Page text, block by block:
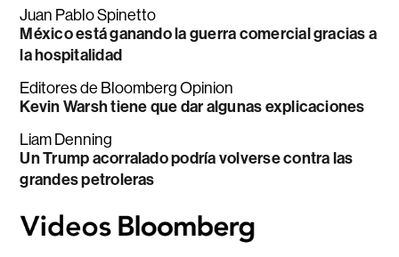
Juan Pablo Spinetto
México está ganando la guerra comercial gracias a
la hospitalidad
Editores de Bloomberg Opinion
Kevin Warsh tiene que dar algunas explicaciones
Liam Denning
Un Trump acorralado podría volverse contra las
grandes petroleras